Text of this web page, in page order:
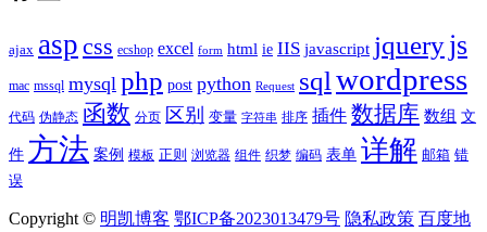
ajax asp css ecshop excel form html ie IIS javascript jqueryjs
mac mssql mysql php post python Request sql wordpress
代码 伪静态 函数 分页 区别 变量 字符串 排序 插件 数据库 数组 文
件 方法 案例 模板 正则 浏览器 组件 织梦 编码 表单 详解 邮箱 错
误
Copyright © 明凯博客 鄂ICP备2023013479号 隐私政策 百度地